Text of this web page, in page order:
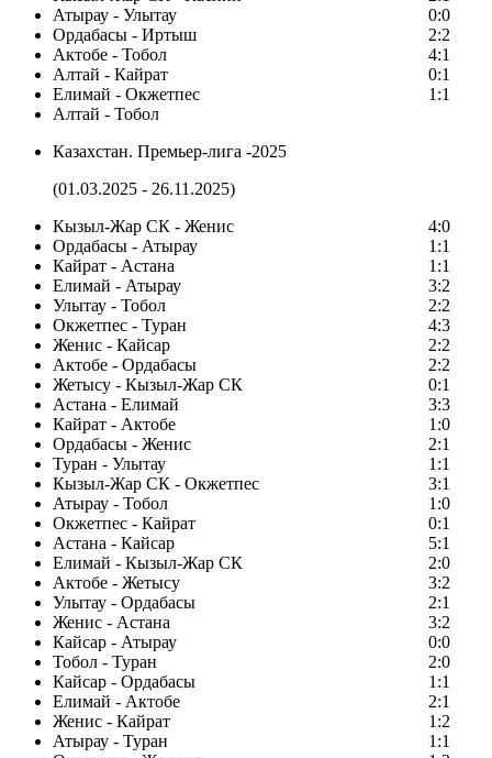
Атырау - Улытау
0:0
Ордабасы - Иртыш
2:2
Актобе - Тобол
4:1
Алтай - Кайрат
0:1
Елимай - Окжетпес
1:1
Алтай - Тобол
Казахстан. Премьер-лига -2025
(01.03.2025 - 26.11.2025)
Кызыл-Жар СК - Женис
4:0
Ордабасы - Атырау
1:1
Кайрат - Астана
1:1
Елимай - Атырау
3:2
Улытау - Тобол
2:2
Окжетпес - Туран
4:3
Женис - Кайсар
2:2
Актобе - Ордабасы
2:2
Жетысу - Кызыл-Жар СК
0:1
Астана - Елимай
3:3
Кайрат - Актобе
1:0
Ордабасы - Женис
2:1
Туран - Улытау
1:1
Кызыл-Жар СК - Окжетпес
3:1
Атырау - Тобол
1:0
Окжетпес - Кайрат
0:1
Астана - Кайсар
5:1
Елимай - Кызыл-Жар СК
2:0
Актобе - Жетысу
3:2
Улытау - Ордабасы
2:1
Женис - Астана
3:2
Кайсар - Атырау
0:0
Тобол - Туран
2:0
Кайсар - Ордабасы
1:1
Елимай - Актобе
2:1
Женис - Кайрат
1:2
Атырау - Туран
1:1